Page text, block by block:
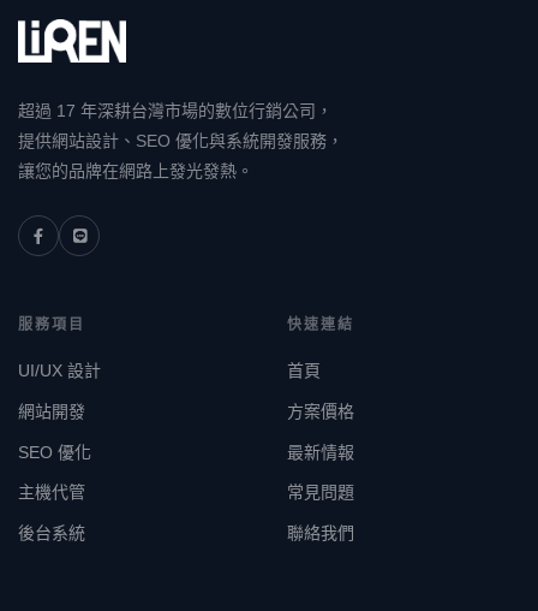
超過 17 年深耕台灣市場的數位行銷公司，
提供網站設計、SEO 優化與系統開發服務，
讓您的品牌在網路上發光發熱。
服務項目
UI/UX 設計
網站開發
SEO 優化
主機代管
後台系統
快速連結
首頁
方案價格
最新情報
常見問題
聯絡我們